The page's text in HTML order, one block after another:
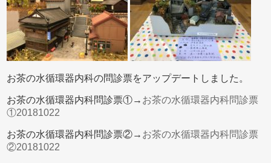
お茶の水循環器内科の問診票をアップデートしました。
お茶の水循環器内科問診票①→ お茶の水循環器内科問診票
①20181022
お茶の水循環器内科問診票②→ お茶の水循環器内科問診票
②20181022